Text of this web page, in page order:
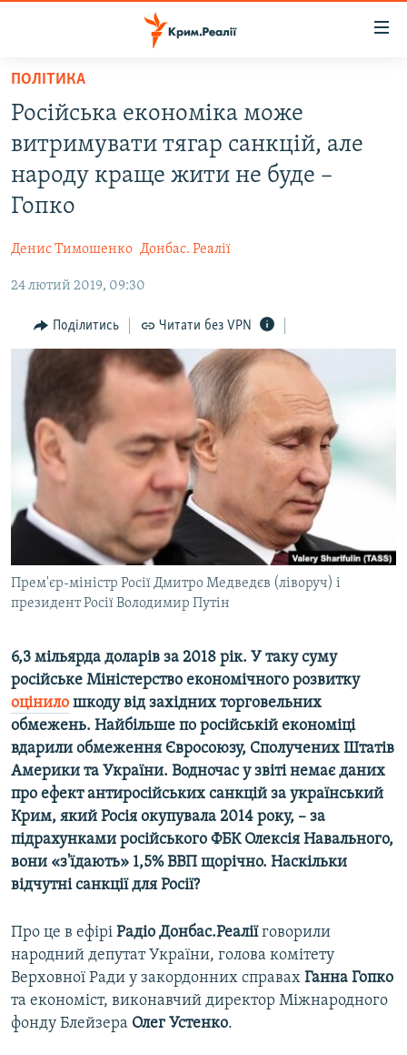
Перейти
основного
матеріалу
Перейти
до
основної
Перейти
до
ВІДЕО ТА ФОТО
ПОЛІТИКА
ПОГЛЯД
ІНТЕРВ'Ю
ВСЕ ЗА ДЕНЬ
СПЕЦПРОЕКТИ
ДЕПОРТАЦІЯ
ВІДЕОУРОКИ «ELIFBE»
СВІДЧЕННЯ ОКУПАЦІЇ
УКРАЇНСЬКА ПРОБЛЕМА КРИМУ
ІНФОГРАФІКА
ЯК ОБІЙТИ БЛОКУВАННЯ
Русский
Qırımtatar
ДОЛУЧАЙСЯ!
Усі сайти RFE/RL
ПОЛІТИКА
Російська економіка може
витримувати тягар санкцій, але
народу краще жити не буде –
Гопко
Денис Тимошенко Донбас. Реалії
24 лютий 2019, 09:30
Поділитись Читати без VPN
Прем'єр-міністр Росії Дмитро Медведєв (ліворуч) і
президент Росії Володимир Путін
6,3 мільярда доларів за 2018 рік. У таку суму
російське Міністерство економічного розвитку
оцінило шкоду від західних торговельних
обмежень. Найбільше по російській економіці
вдарили обмеження Євросоюзу, Сполучених Штатів
Америки та України. Водночас у звіті немає даних
про ефект антиросійських санкцій за український
Крим, який Росія окупувала 2014 року, – за
підрахунками російського ФБК Олексія Навального,
вони «з'їдають» 1,5% ВВП щорічно. Наскільки
відчутні санкції для Росії?
Про це в ефірі Радіо Донбас.Реаліїговорили
народний депутат України, голова комітету
Верховної Ради у закордонних справах Ганна Гопко
та економіст, виконавчий директор Міжнародного
фонду Блейзера Олег Устенко.